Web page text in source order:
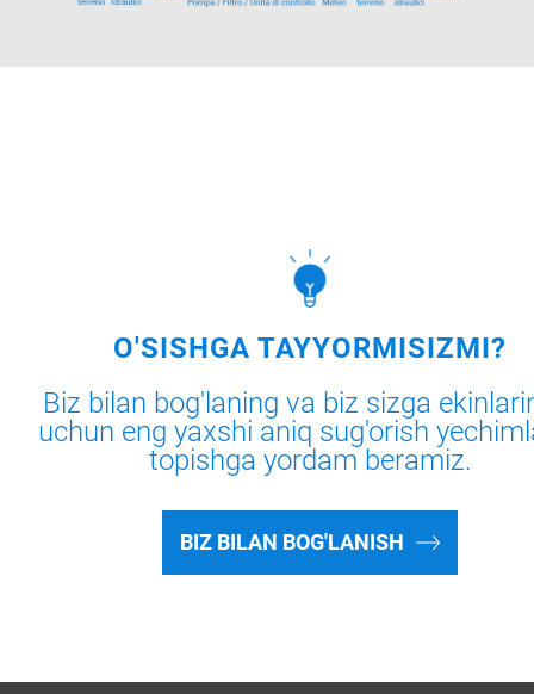
O'SISHGA TAYYORMISIZMI?
Biz bilan bog'laning va biz sizga
uchun eng yaxshi aniq sug'orish
topishga yordam beramiz.
BIZ BILAN BOG'LANISH